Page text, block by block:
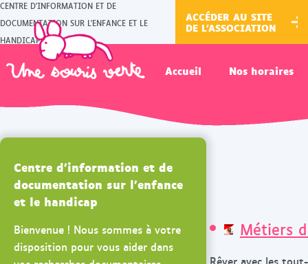
CENTRE D'INFORMATION ET DE
DOCUMENTATION SUR L'ENFANCE ET LE
HANDICAP
ACCÉDER AU SITE
DE L'ASSOCIATION
Accueil Nos horaires
Métiers
Rêver avec les
Centre d'information et de
documentation sur l'enfance
et le handicap
Bienvenue ! Nous sommes à votre
disposition pour vous aider dans